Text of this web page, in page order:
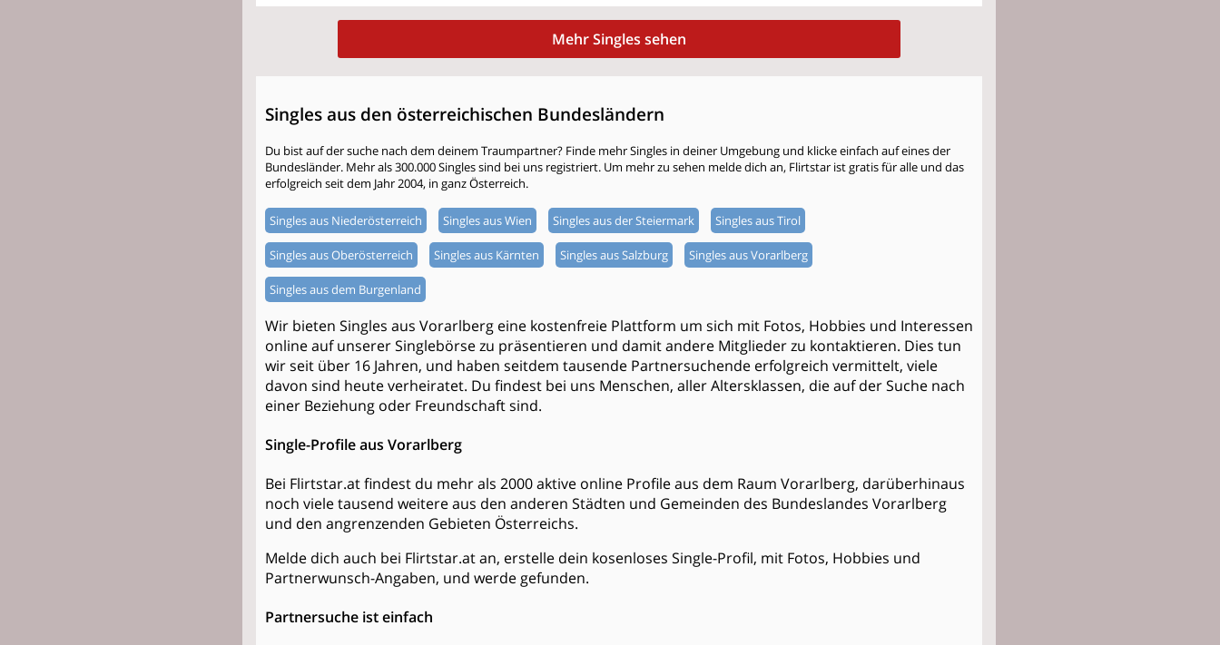
Mehr Singles sehen
Singles aus den österreichischen Bundesländern
Du bist auf der suche nach dem deinem Traumpartner? Finde mehr Singles in deiner Umgebung und klicke einfach auf eines der
Bundesländer. Mehr als 300.000 Singles sind bei uns registriert. Um mehr zu sehen melde dich an, Flirtstar ist gratis für alle und das
erfolgreich seit dem Jahr 2004, in ganz Österreich.
Singles aus Niederösterreich Singles aus Wien Singles aus der Steiermark Singles aus Tirol
Singles aus Oberösterreich Singles aus Kärnten Singles aus Salzburg Singles aus Vorarlberg
Singles aus dem Burgenland
Wir bieten Singles aus Vorarlberg eine kostenfreie Plattform um sich mit Fotos, Hobbies und Interessen
online auf unserer Singlebörse zu präsentieren und damit andere Mitglieder zu kontaktieren. Dies tun
wir seit über 16 Jahren, und haben seitdem tausende Partnersuchende erfolgreich vermittelt, viele
davon sind heute verheiratet. Du findest bei uns Menschen, aller Altersklassen, die auf der Suche nach
einer Beziehung oder Freundschaft sind.
Single-Profile aus Vorarlberg
Bei Flirtstar.at findest du mehr als 2000 aktive online Profile aus dem Raum Vorarlberg, darüberhinaus
noch viele tausend weitere aus den anderen Städten und Gemeinden des Bundeslandes Vorarlberg
und den angrenzenden Gebieten Österreichs.
Melde dich auch bei Flirtstar.at an, erstelle dein kosenloses Single-Profil, mit Fotos, Hobbies und
Partnerwunsch-Angaben, und werde gefunden.
Partnersuche ist einfach